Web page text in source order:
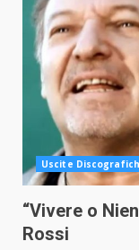
Uscite
“Vivere o
Rossi